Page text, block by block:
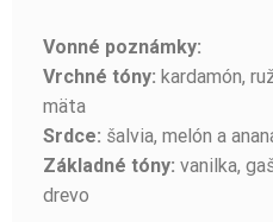
Vonné poznámky:
Vrchné tóny: kardamón,
mäta
Srdce: šalvia, melón a
Základné tóny: vanilka,
drevo